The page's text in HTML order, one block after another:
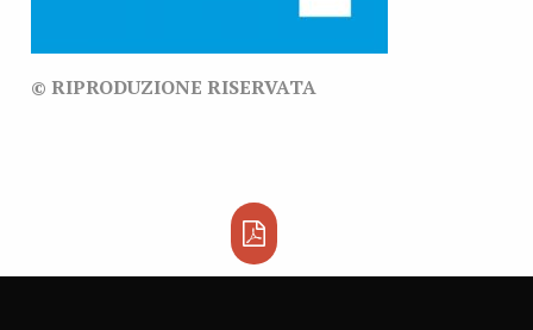
© RIPRODUZIONE RISERVATA